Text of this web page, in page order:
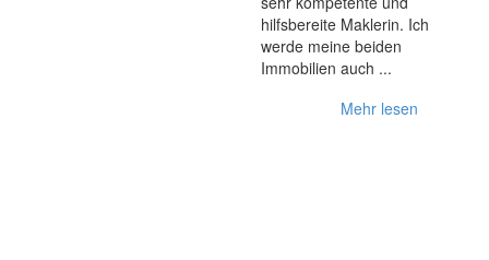
hilfsbereite Maklerin. Ich
werde meine beiden
Immobilien auch ...
Mehr lesen